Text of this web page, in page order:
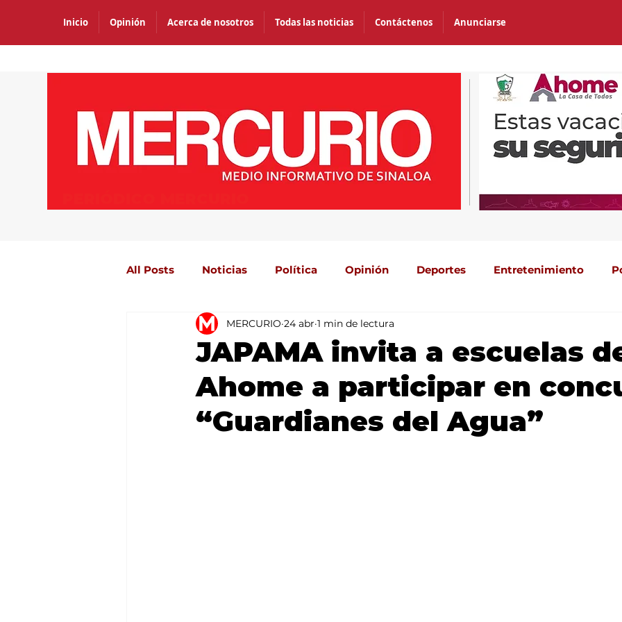
Inicio Opinión Acerca de nosotros Todas las noticias Contáctenos Anunciarse
All Posts Noticias Política Opinión Deportes Entretenimiento
Agricultura México Mundo Portada 2
JAPAMA invita a escuelas
Ahome a participar en
“Guardianes del Agua”
MERCURIO 24 abr 1 min de lectura